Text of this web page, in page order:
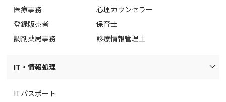
医療事務
登録販売者
調剤薬局事務
心理カウンセラー
保育士
診療情報管理士
IT・情報処理
ITパスポート